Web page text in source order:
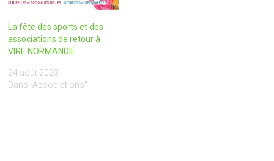
La fête des sports et des
associations de retour à
VIRE NORMANDIE
24 août 2023
Dans "Associations"